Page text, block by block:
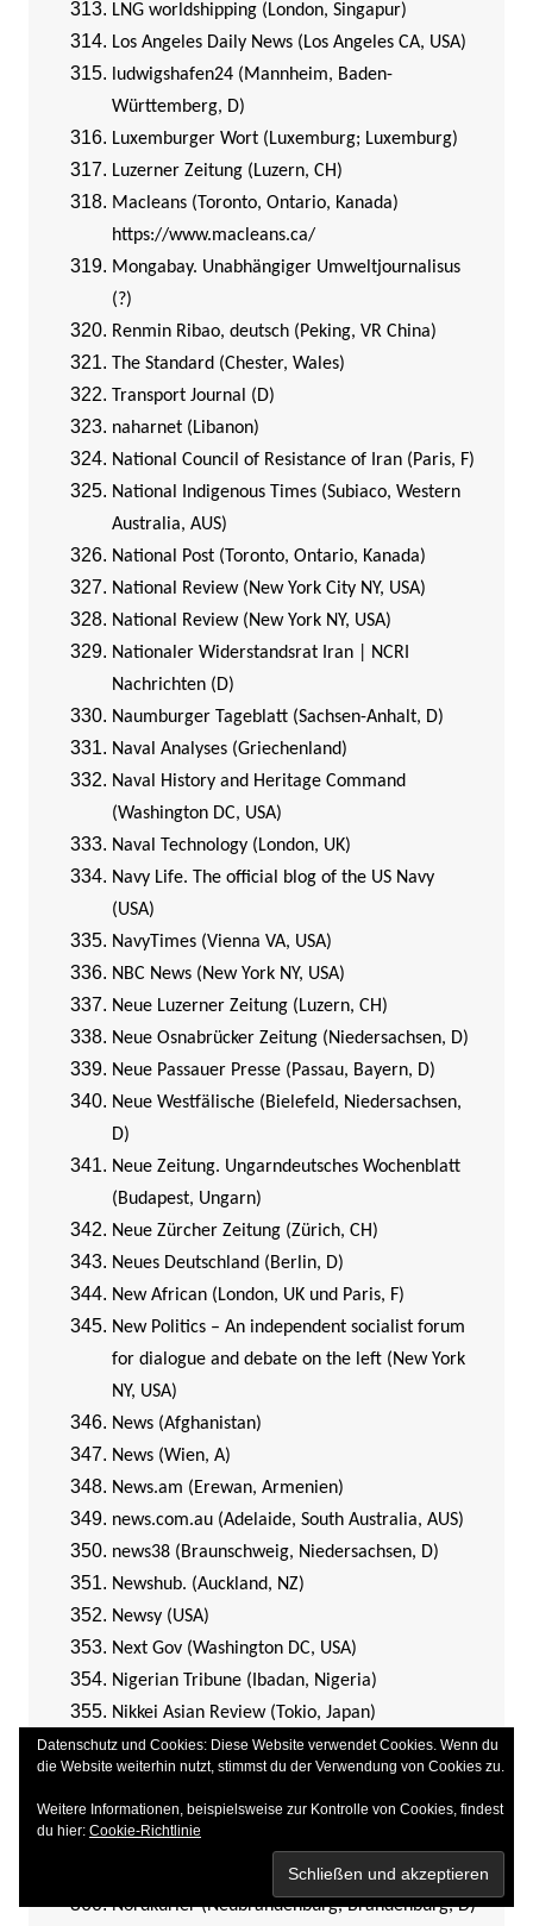
LNG worldshipping (London, Singapur)
Los Angeles Daily News (Los Angeles CA, USA)
ludwigshafen24 (Mannheim, Baden-
Württemberg, D)
Luxemburger Wort (Luxemburg; Luxemburg)
Luzerner Zeitung (Luzern, CH)
Macleans (Toronto, Ontario, Kanada)
https://www.macleans.ca/
Mongabay. Unabhängiger Umweltjournalisus
(?)
Renmin Ribao, deutsch (Peking, VR China)
The Standard (Chester, Wales)
Transport Journal (D)
naharnet (Libanon)
National Council of Resistance of Iran (Paris, F)
National Indigenous Times (Subiaco, Western
Australia, AUS)
National Post (Toronto, Ontario, Kanada)
National Review (New York City NY, USA)
National Review (New York NY, USA)
Nationaler Widerstandsrat Iran | NCRI
Nachrichten (D)
Naumburger Tageblatt (Sachsen-Anhalt, D)
Naval Analyses (Griechenland)
Naval History and Heritage Command
(Washington DC, USA)
Naval Technology (London, UK)
Navy Life. The official blog of the US Navy
(USA)
NavyTimes (Vienna VA, USA)
NBC News (New York NY, USA)
Neue Luzerner Zeitung (Luzern, CH)
Neue Osnabrücker Zeitung (Niedersachsen, D)
Neue Passauer Presse (Passau, Bayern, D)
Neue Westfälische (Bielefeld, Niedersachsen,
D)
Neue Zeitung. Ungarndeutsches Wochenblatt
(Budapest, Ungarn)
Neue Zürcher Zeitung (Zürich, CH)
Neues Deutschland (Berlin, D)
New African (London, UK und Paris, F)
New Politics – An independent socialist forum
for dialogue and debate on the left (New York
NY, USA)
News (Afghanistan)
News (Wien, A)
News.am (Erewan, Armenien)
news.com.au (Adelaide, South Australia, AUS)
news38 (Braunschweig, Niedersachsen, D)
Newshub. (Auckland, NZ)
Newsy (USA)
Next Gov (Washington DC, USA)
Nigerian Tribune (Ibadan, Nigeria)
Nikkei Asian Review (Tokio, Japan)
NNA Business News (Tokio, Japan)
NNN (= Norddeutsche Neueste Nachrichten;
Rostock, Mecklenburg-Vorpommern, D
NÖN (St. Pölten, Niederösterreich, A)
nordbayern.de (Nürnberg, Bayern, D)
Nordkurier (Neubrandenburg, Brandenburg, D)
Datenschutz und Cookies: Diese Website verwendet Cookies. Wenn du
die Website weiterhin nutzt, stimmst du der Verwendung von Cookies zu.
Weitere Informationen, beispielsweise zur Kontrolle von Cookies, findest
du hier: Cookie-Richtlinie